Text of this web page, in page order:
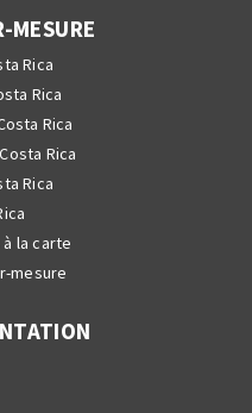
MESURE
Rica
Rica
Rica
Rica
Rica
la carte
mesure